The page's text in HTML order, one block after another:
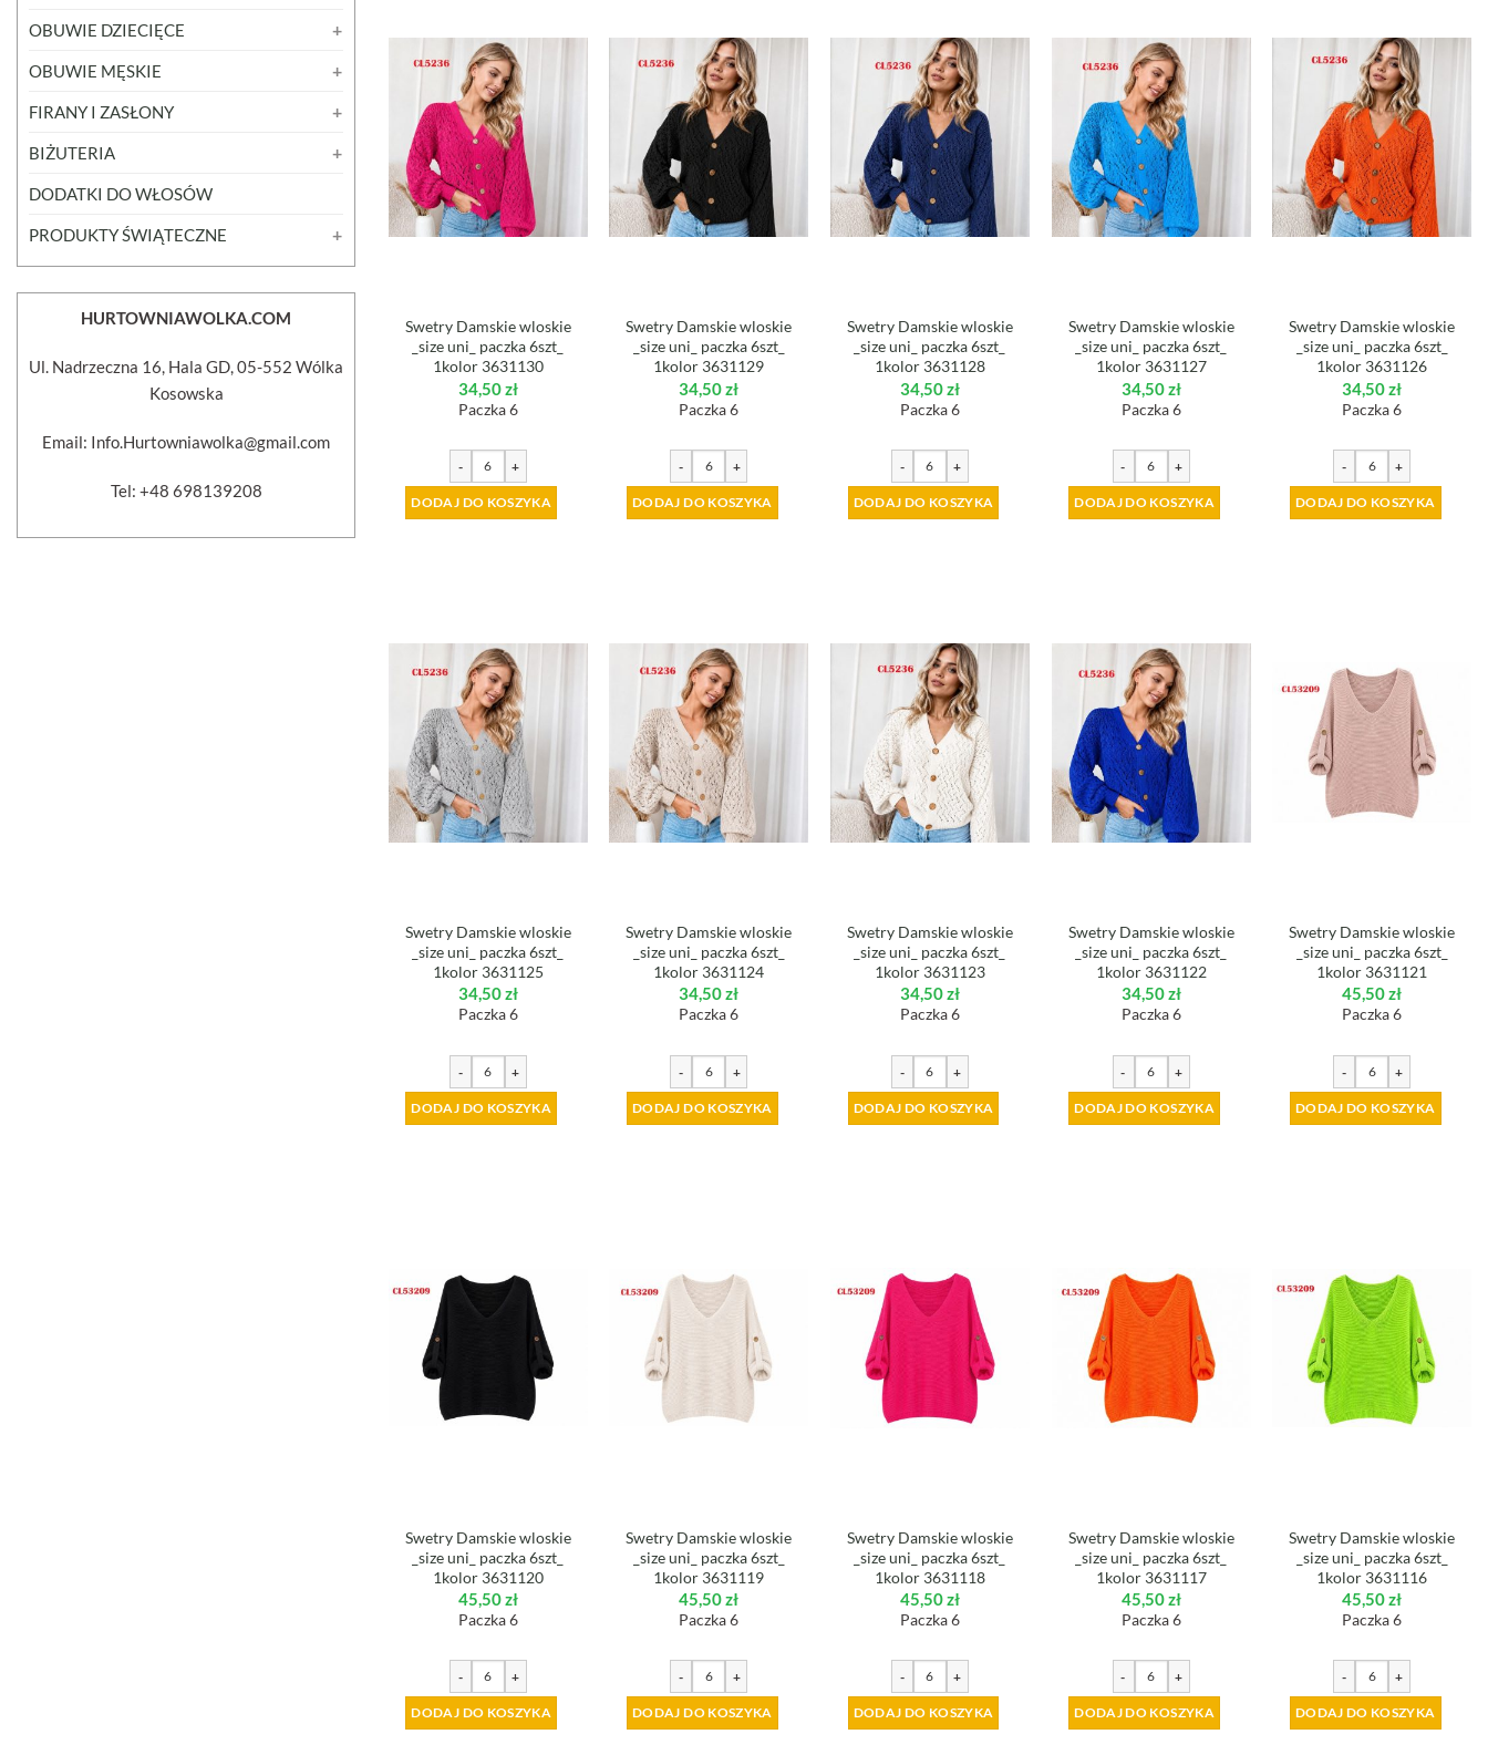
OBUWIE DZIECIĘCE
OBUWIE MĘSKIE
FIRANY I ZASŁONY
BIŻUTERIA
DODATKI DO WŁOSÓW
PRODUKTY ŚWIĄTECZNE
HURTOWNIAWOLKA.COM
Ul. Nadrzeczna 16, Hala GD, 05-552 Wólka
Kosowska
Email: Info.Hurtowniawolka@gmail.com
Tel: +48 698139208
Swetry Damskie wloskie
_size uni_ paczka 6szt_
1kolor 3631130
34,50zł
Paczka 6
- +
DODAJ DO KOSZYKA
Swetry Damskie wloskie
_size uni_ paczka 6szt_
1kolor 3631129
34,50zł
Paczka 6
- +
DODAJ DO KOSZYKA
Swetry Damskie wloskie
_size uni_ paczka 6szt_
1kolor 3631128
34,50zł
Paczka 6
- +
DODAJ DO KOSZYKA
Swetry Damskie wloskie
_size uni_ paczka 6szt_
1kolor 3631127
34,50zł
Paczka 6
- +
DODAJ DO KOSZYKA
Swetry Damskie wloskie
_size uni_ paczka 6szt_
1kolor 3631126
34,50zł
Paczka 6
- +
DODAJ DO KOSZYKA
Swetry Damskie wloskie
_size uni_ paczka 6szt_
1kolor 3631125
34,50zł
Paczka 6
- +
DODAJ DO KOSZYKA
Swetry Damskie wloskie
_size uni_ paczka 6szt_
1kolor 3631124
34,50zł
Paczka 6
- +
DODAJ DO KOSZYKA
Swetry Damskie wloskie
_size uni_ paczka 6szt_
1kolor 3631123
34,50zł
Paczka 6
- +
DODAJ DO KOSZYKA
Swetry Damskie wloskie
_size uni_ paczka 6szt_
1kolor 3631122
34,50zł
Paczka 6
- +
DODAJ DO KOSZYKA
Swetry Damskie wloskie
_size uni_ paczka 6szt_
1kolor 3631121
45,50zł
Paczka 6
- +
DODAJ DO KOSZYKA
Swetry Damskie wloskie
_size uni_ paczka 6szt_
1kolor 3631120
45,50zł
Paczka 6
- +
DODAJ DO KOSZYKA
Swetry Damskie wloskie
_size uni_ paczka 6szt_
1kolor 3631119
45,50zł
Paczka 6
- +
DODAJ DO KOSZYKA
Swetry Damskie wloskie
_size uni_ paczka 6szt_
1kolor 3631118
45,50zł
Paczka 6
- +
DODAJ DO KOSZYKA
Swetry Damskie wloskie
_size uni_ paczka 6szt_
1kolor 3631117
45,50zł
Paczka 6
- +
DODAJ DO KOSZYKA
Swetry Damskie wloskie
_size uni_ paczka 6szt_
1kolor 3631116
45,50zł
Paczka 6
- +
DODAJ DO KOSZYKA